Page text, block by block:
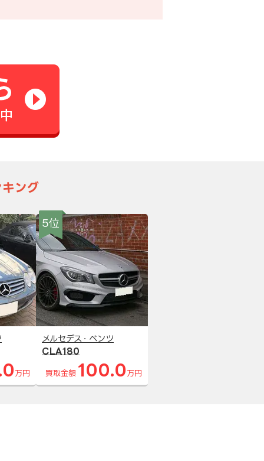
ング
万円
5位
メルセデス・ベンツ
CLA180
買取金額 100.0 万円